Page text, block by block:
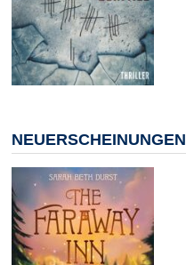
NEUERSCHEINUNGEN